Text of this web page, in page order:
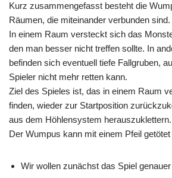
Kurz zusammengefasst besteht die
Räumen, die miteinander verbunden sind.
In einem Raum versteckt sich das
den man besser nicht treffen sollte. In
befinden sich eventuell tiefe Fallgruben,
Spieler nicht mehr retten kann.
Ziel des Spieles ist, das in einem Raum
finden, wieder zur Startposition
aus dem Höhlensystem herauszuklettern.
Der Wumpus kann mit einem Pfeil getötet
Wir wollen zunächst das Spiel